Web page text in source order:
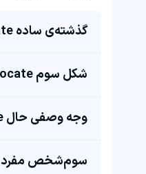
گذشته‌ی ساده dislocate چی میشه؟
شکل سوم dislocate چی میشه؟
وجه وصفی حال dislocate چی میشه؟
سوم‌شخص مفرد dislocate چی میشه؟